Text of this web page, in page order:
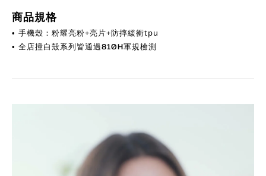
商品規格
• 手機殼：粉耀亮粉+亮片+防摔緩衝tpu
• 全店撞白殼系列皆通過810H軍規檢測